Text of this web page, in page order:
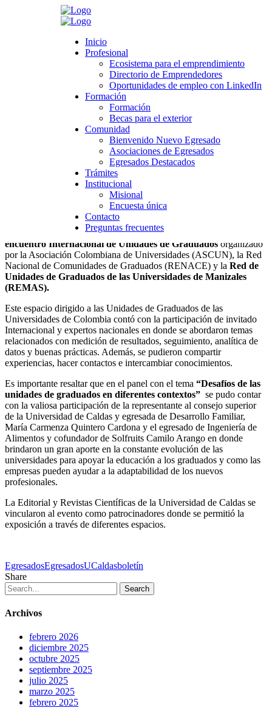
Inicio
Profesional
Ecosistema para el emprendimiento
Directorio de Emprendedores
Oportunidades de empleo con LinkedIn
Formación
Formación
Becas para el exterior
Comunidad
Bienvenido Nuevo Egresado
Asociaciones de Egresados
Egresados Destacados
Trámites
Institucional
Misional
Encuesta única
Contacto
Preguntas frecuentes
Ecosistema para el emprendimiento
Directorio de Emprendedores
Oportunidades de empleo con LinkedIn
Becas para el exterior
Bienvenido Nuevo Egresado
Asociaciones de Egresados
Egresados Destacados
Institucional
Encuesta única
Preguntas frecuentes
Noticias boletín Egresados>VI Encuentro
Internacional de Unidades de Graduados
VI Encuentro Internacional de Unidades
de Graduados
septiembre 13, 2023
Noticias boletín Egresados,egresados
Leave a comment
El día 6 y 7 de septiembre Manizales fue la anfitriona del
encuentro Internacional de Unidades de Graduados organizado
por la Asociación Colombiana de Universidades (ASCUN), la Red
Nacional de Comunidades de Graduados (RENACE) y la Red de
Unidades de Graduados de las Universidades de Manizales
(REMAS).
Este espacio dirigido a las Unidades de Graduados de las
Universidades de Colombia contó con la participación de invitado
Internacional y expertos nacionales en donde se abordaron temas
relacionados con medición de resultados, seguimiento, analítica de
datos y buenas prácticas. Además, se pudieron compartir
experiencias, hacer contactos e intercambiar conocimientos.
Es importante resaltar que en el panel con el tema “Desafíos de las
unidades de graduados en diferentes contextos” se pudo contar
con la valiosa participación de la representante al consejo superior
de la Universidad de Caldas y egresada de Desarrollo Familiar,
María Carmenza Quintero Cardona y el egresado de Ingeniería de
Alimentos y cofundador de Solfruits Camilo Arango en donde
brindaron un gran aporte en la constante evolución de las
universidades para apoyar la educación a los graduados y como las
empresas pueden ayudar a la adaptabilidad de los nuevos
profesionales.
La Editorial y Revistas Científicas de la Universidad de Caldas se
vincularon al evento como patrocinadores donde se permitió la
exposición a través de diferentes espacios.
Tags
EgresadosEgresadosUCaldasboletín
Share
Search
Archivos
febrero 2026
diciembre 2025
octubre 2025
septiembre 2025
julio 2025
marzo 2025
febrero 2025